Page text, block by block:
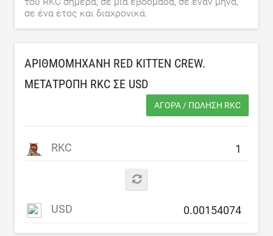
σε ένα έτος και διαχρονικά.
ΑΡΙΘΜΟΜΗΧΑΝΉ RED KITTEN CREW.
ΜΕΤΑΤΡΟΠΉ RKC ΣΕ USD
ΑΓΟΡΆ / ΠΏΛΗΣΗ RKC
RKC
USD